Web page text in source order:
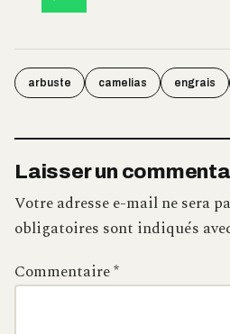
arbuste camelias engrais
Laisser un
Votre adresse e-mail ne sera
obligatoires sont indiqués
Commentaire*